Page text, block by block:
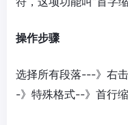
操作步骤
选择所有段落---》右
-》特殊格式--》首行